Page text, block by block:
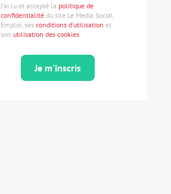
J'ai lu et accepté la politique de
confidentialité du site Le Media Social
Emploi, ses conditions d'utilisation et
son utilisation des cookies.
Je m'inscris